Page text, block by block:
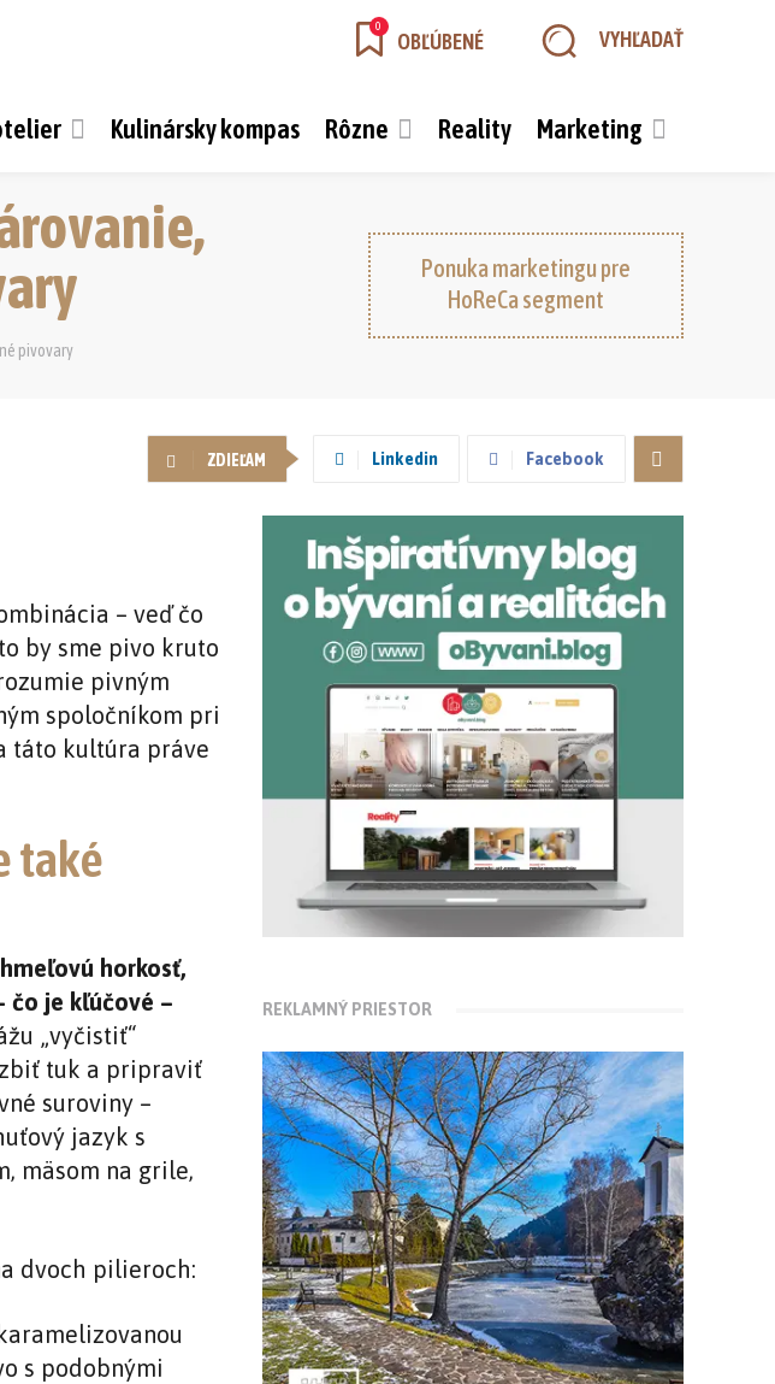
VYHĽADAŤ
0
OBĽÚBENÉ
Kulinársky kompas Rôzne Reality Marketing
pivovary
Ponuka marketingu pre
HoReCa segment
ZDIEĽAM Linkedin Facebook
– veď čo
by sme pivo kruto
pivným
spoločníkom pri
táto kultúra práve
také
horkosť,
čo je kľúčové –
„vyčistiť“
tuk a pripraviť
suroviny –
jazyk s
mäsom na grile,
dvoch pilieroch:
s podobnými
REKLAMNÝ PRIESTOR